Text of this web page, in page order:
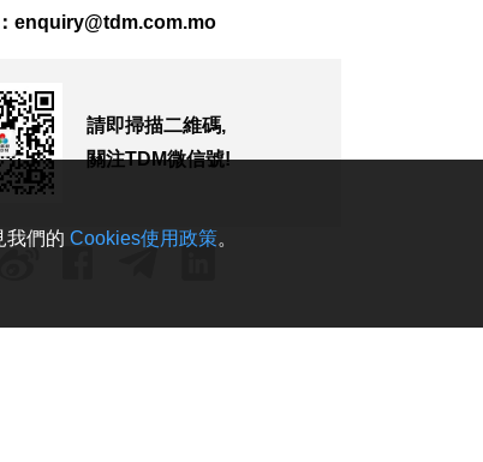
廣視冀加強交流
海南島附近低壓區不
2026-08-06 17:58
黎以商停火執行情況
130
0
enquiry@tdm.com.mo
請即掃描二維碼,
關注TDM微信號!
我們的 Cookies使用政策。